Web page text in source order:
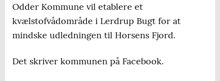
Odder Kommune vil etablere et
kvælstofvådområde i Lerdrup Bugt for at
mindske udledningen til Horsens Fjord.
Det skriver kommunen på Facebook.